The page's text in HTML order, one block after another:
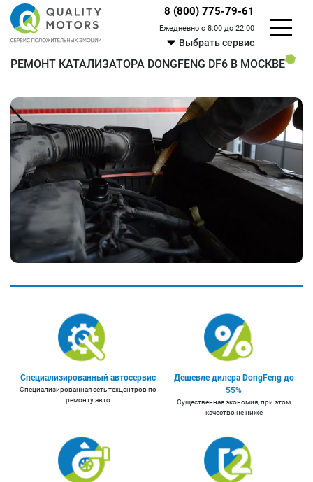
8 (800) 775-79-61
Ежедневно с 8:00 до 22:00
Выбрать сервис
РЕМОНТ КАТАЛИЗАТОРА DONGFENG DF6 В МОСКВЕ
Специализированный автосервис
Специализированная сеть техцентров по
ремонту авто
Дешевле дилера DongFeng до
55%
Существенная экономия, при этом
качество не ниже